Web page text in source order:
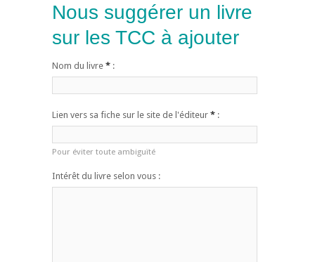
Nous suggérer un livre
sur les TCC à ajouter
Nom du livre * :
Lien vers sa fiche sur le site de l'éditeur * :
Pour éviter toute ambiguïté
Intérêt du livre selon vous :